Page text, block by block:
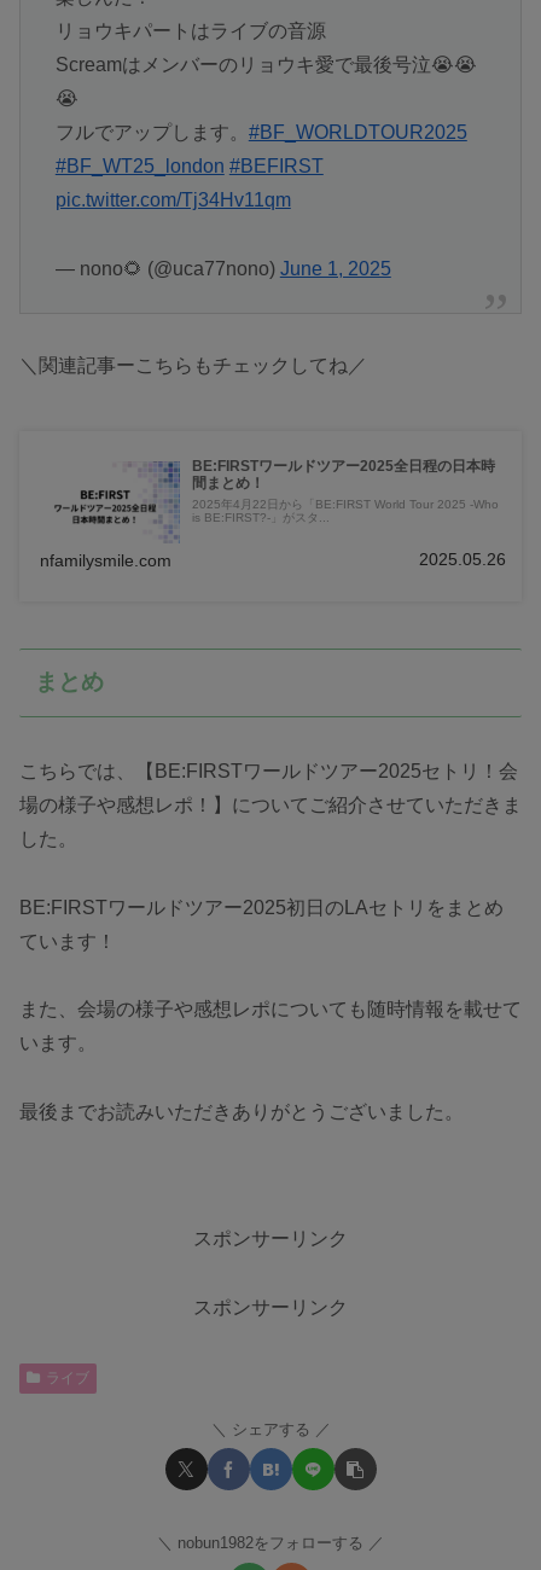
リョウキパートはライブの音源
Screamはメンバーのリョウキ愛で最後号泣😭😭
😭
フルでアップします。 #BF_WORLDTOUR2025
#BF_WT25_london #BEFIRST
pic.twitter.com/Tj34Hv11qm
— nono🌻 (@uca77nono) June 1, 2025
＼関連記事ーこちらもチェックしてね／
BE:FIRSTワールドツアー2025全日程の日本時
間まとめ！
2025年4月22日から「BE:FIRST World Tour 2025 -Who
is BE:FIRST?-」がスタ...
nfamilysmile.com 2025.05.26
まとめ
こちらでは、【BE:FIRSTワールドツアー2025セトリ！会
場の様子や感想レポ！】についてご紹介させていただきま
した。
BE:FIRSTワールドツアー2025初日のLAセトリをまとめ
ています！
また、会場の様子や感想レポについても随時情報を載せて
います。
最後までお読みいただきありがとうございました。
スポンサーリンク
スポンサーリンク
ライブ
シェアする
nobun1982をフォローする